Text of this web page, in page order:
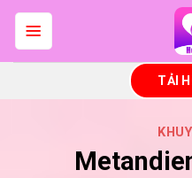
Skip
to
TẢI